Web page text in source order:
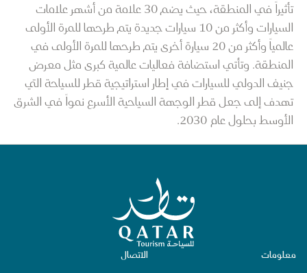
تأثيراً في المنطقة، حيث يضم 30 علامة من أشهر علامات
السيارات وأكثر من 10 سيارات جديدة يتم طرحها للمرة الأولى
عالمياً وأكثر من 20 سيارة أخرى يتم طرحها للمرة الأولى في
المنطقة. وتأتي استضافة فعاليات عالمية كبرى مثل معرض
جنيف الدولي للسيارات في إطار استراتيجية قطر للسياحة التي
تهدف إلى جعل قطر الوجهة السياحية الأسرع نمواً في الشرق
الأوسط بحلول عام 2030.
الصفحة الرئيسية لقطر للسياحة
الاتصال معلومات